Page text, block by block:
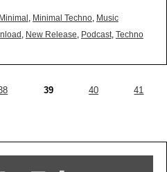
Minimal , Minimal Techno, Music
, New Release, Podcast, Techno
39 40 41